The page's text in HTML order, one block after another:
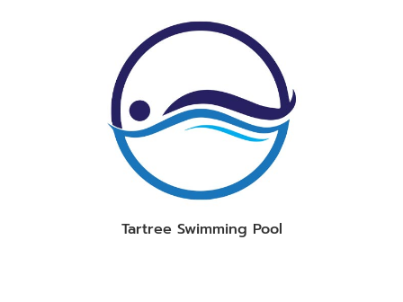
Tartree Swimming Pool